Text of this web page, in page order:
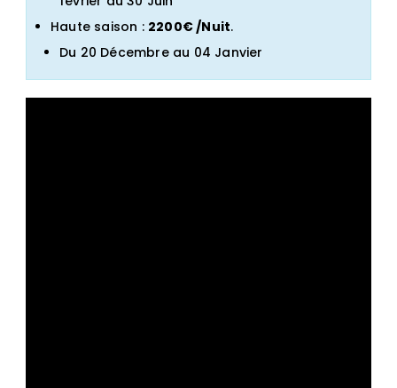
Haute saison : 2200€ /Nuit.
Du 20 Décembre au 04 Janvier